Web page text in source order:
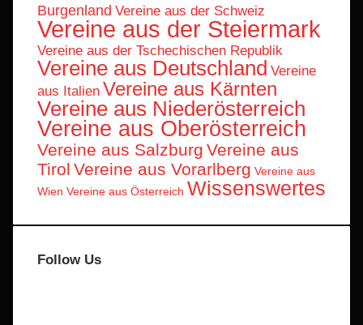
Burgenland Vereine aus der Schweiz
Vereine aus der Steiermark
Vereine aus der Tschechischen Republik
Vereine aus Deutschland Vereine
aus Italien Vereine aus Kärnten
Vereine aus Niederösterreich
Vereine aus Oberösterreich
Vereine aus Salzburg Vereine aus
Tirol Vereine aus Vorarlberg Vereine aus
Wien Vereine aus Österreich Wissenswertes
Follow Us